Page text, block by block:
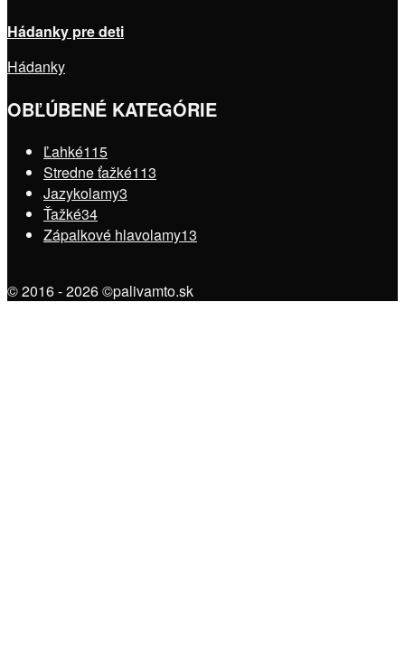
Hádanky pre deti
Hádanky
OBĽÚBENÉ KATEGÓRIE
Ľahké115
Stredne ťažké113
Jazykolamy3
Ťažké34
Zápalkové hlavolamy13
© 2016 - 2026 ©palivamto.sk